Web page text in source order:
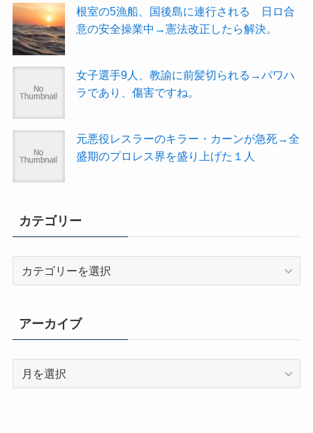
根室の5漁船、国後島に連行される 日ロ合
意の安全操業中→憲法改正したら解決。
女子選手9人、教諭に前髪切られる→パワハ
ラであり、傷害ですね。
元悪役レスラーのキラー・カーンが急死→全
盛期のプロレス界を盛り上げた１人
カテゴリー
リ
ー
アーカイブ